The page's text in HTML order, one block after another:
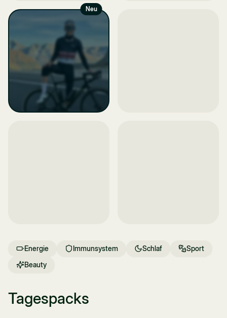
Selbst
zusammenstellen
Neu
Sprays
Energie Immunsystem Schlaf
Sport
Beauty
Tagespacks